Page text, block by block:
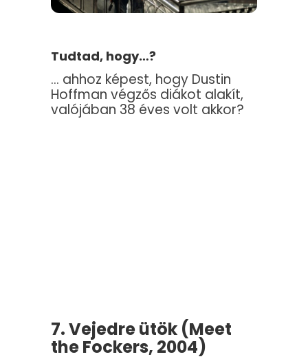
Tudtad, hogy…?
… ahhoz képest, hogy Dustin
Hoffman végzős diákot alakít,
valójában 38 éves volt akkor?
7. Vejedre ütök (Meet
the Fockers, 2004)